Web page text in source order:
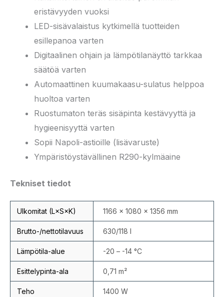
eristävyyden vuoksi
LED-sisävalaistus kytkimellä tuotteiden
esillepanoa varten
Digitaalinen ohjain ja lämpötilanäyttö tarkkaa
säätöä varten
Automaattinen kuumakaasu-sulatus helppoa
huoltoa varten
Ruostumaton teräs sisäpinta kestävyyttä ja
hygieenisyyttä varten
Sopii Napoli-astioille (lisävaruste)
Ympäristöystävällinen R290-kylmäaine
Tekniset tiedot
Ulkomitat (L×S×K) 1166 × 1080 × 1356 mm
Brutto-/nettotilavuus 630/118 l
Lämpötila-alue -20 – -14 °C
Esittelypinta-ala 0,71 m²
Teho 1400 W